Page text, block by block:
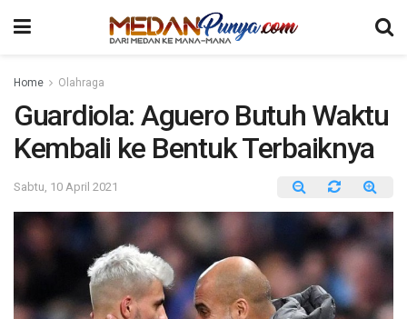
Home Olahraga
Guardiola: Aguero Butuh Waktu
Kembali ke Bentuk Terbaiknya
Sabtu, 10 April 2021